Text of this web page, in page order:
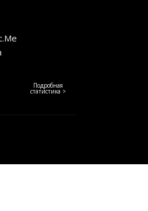
Подробная
статистика >